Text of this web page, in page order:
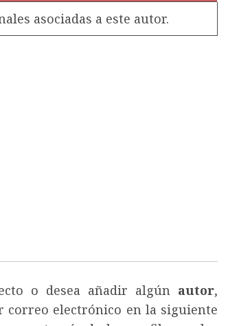
asociadas a este autor.
o desea añadir algún autor,
correo electrónico en la siguiente